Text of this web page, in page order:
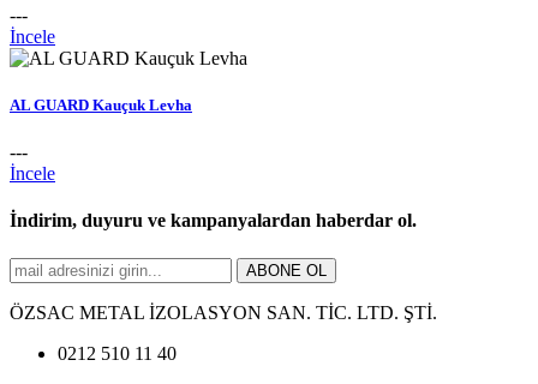
---
İncele
AL GUARD Kauçuk Levha
---
İncele
İndirim, duyuru ve kampanyalardan haberdar ol.
ABONE OL
ÖZSAC METAL İZOLASYON SAN. TİC. LTD. ŞTİ.
0212 510 11 40